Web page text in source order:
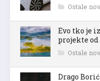
Ostale
Evo tko je
projekte od
Ostale
Drago Borić